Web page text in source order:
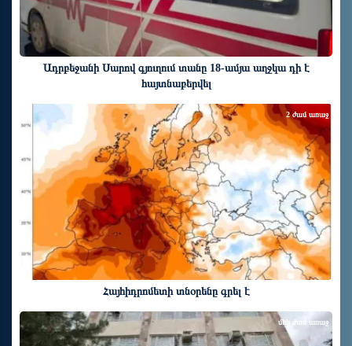
Ադրբեջանի Սարով գյուղում տանը 18-ամյա աղջկա դի է
հայտնաբերվել
Հայհիդրոմետի տնօրենը գրել է
2 ժամ առաջ
մեկ ժամ առաջ